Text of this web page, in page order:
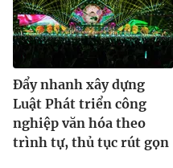
Đẩy nhanh xây dựng
Luật Phát triển công
nghiệp văn hóa theo
trình tự, thủ tục rút gọn